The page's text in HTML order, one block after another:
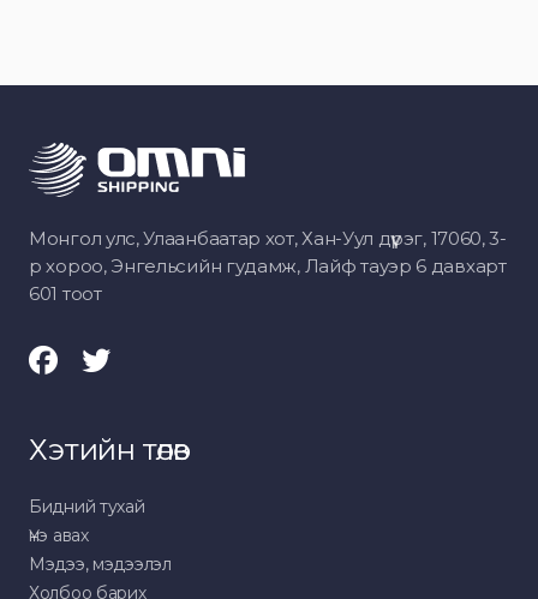
Монгол улс, Улаанбаатар хот, Хан-Уул дүүрэг, 17060, 3-
р хороо, Энгельсийн гудамж, Лайф тауэр 6 давхарт
601 тоот
Хэтийн төлөв
Бидний тухай
Үнэ авах
Мэдээ, мэдээлэл
Холбоо барих